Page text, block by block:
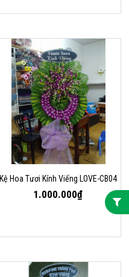
Kệ Hoa Tươi Kính Viếng LOVE-CB04
1.000.000₫